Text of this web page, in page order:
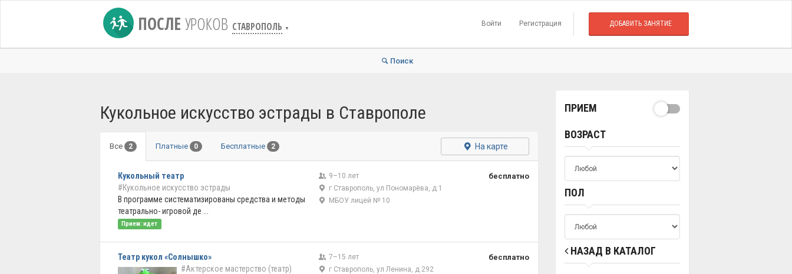
ПОСЛЕ УРОКОВ СТАВРОПОЛЬ ▼
Войти Регистрация ДОБАВИТЬ ЗАНЯТИЕ
Поиск
Кукольное искусство эстрады в Ставрополе
Все 2 Платные 0 Бесплатные 2 На карте
Кукольный театр
#Кукольное искусство эстрады
В программе систематизированы средства и методы
театрально- игровой де ...
Прием: идет
9–10 лет
г Ставрополь, ул Пономарёва, д 1
МБОУ лицей № 10
бесплатно
Театр кукол «Солнышко»
#Актерское мастерство (театр)
7–15 лет
г Ставрополь, ул Ленина, д 292
бесплатно
ПРИЕМ
ВОЗРАСТ
ПОЛ
НАЗАД В КАТАЛОГ